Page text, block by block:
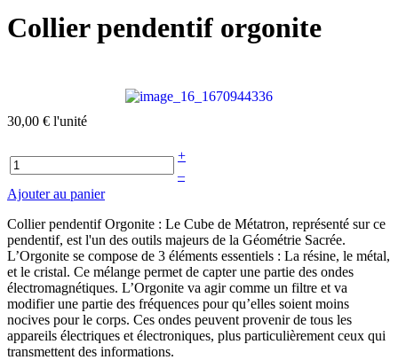
Collier pendentif orgonite
30,00 € l'unité
+
–
Ajouter au panier
Collier pendentif Orgonite : Le Cube de Métatron, représenté sur ce
pendentif, est l'un des outils majeurs de la Géométrie Sacrée.
L’Orgonite se compose de 3 éléments essentiels : La résine, le métal,
et le cristal. Ce mélange permet de capter une partie des ondes
électromagnétiques. L’Orgonite va agir comme un filtre et va
modifier une partie des fréquences pour qu’elles soient moins
nocives pour le corps. Ces ondes peuvent provenir de tous les
appareils électriques et électroniques, plus particulièrement ceux qui
transmettent des informations.